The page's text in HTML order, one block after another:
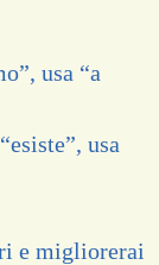
usa “a
usa
e migliorerai